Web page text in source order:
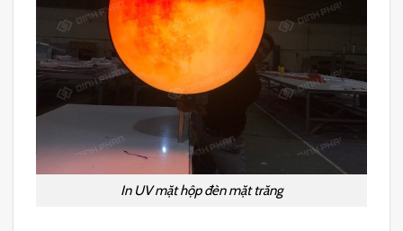
In UV mặt hộp đèn mặt trăng